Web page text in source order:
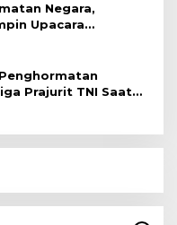
Negara,
Upacara
Prajurit TNI Saat
Bandara Soekarno-